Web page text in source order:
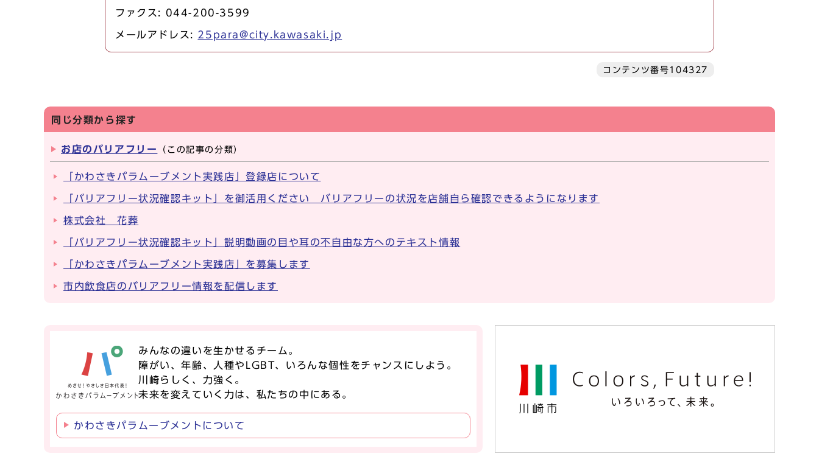
ファクス: 044-200-3599
メールアドレス: 25para@city.kawasaki.jp
コンテンツ番号104327
同じ分類から探す
お店のバリアフリー （この記事の分類）
「かわさきパラムーブメント実践店」登録店について
「バリアフリー状況確認キット」を御活用ください バリアフリーの状況を店舗自ら確認できるようになります
株式会社 花葬
「バリアフリー状況確認キット」説明動画の目や耳の不自由な方へのテキスト情報
「かわさきパラムーブメント実践店」を募集します
市内飲食店のバリアフリー情報を配信します
みんなの違いを生かせるチーム。
障がい、年齢、人種やLGBT、 いろんな個性をチャンスにしよう。
川崎らしく、力強く。
未来を変えていく力は、 私たちの中にある。
かわさきパラムーブメントについて